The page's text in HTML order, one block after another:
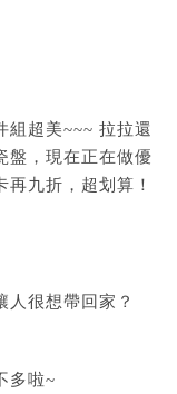
組超美~~~ 拉拉還
盤，現在正在做優
九折，超划算！
人很想帶回家？
多啦~